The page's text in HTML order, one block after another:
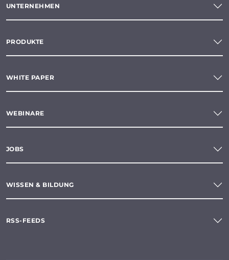
UNTERNEHMEN
PRODUKTE
WHITE PAPER
WEBINARE
JOBS
WISSEN & BILDUNG
RSS-FEEDS